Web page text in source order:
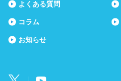
よくある質問
コラム
お知らせ